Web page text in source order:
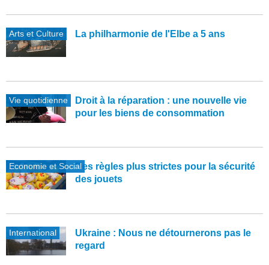
Arts et Culture La philharmonie de l'Elbe a 5 ans
Vie quotidienne
Droit à la réparation : une nouvelle vie
pour les biens de consommation
Economie et SocialDes règles plus strictes pour la sécurité
des jouets
International
Ukraine : Nous ne détournerons pas le
regard